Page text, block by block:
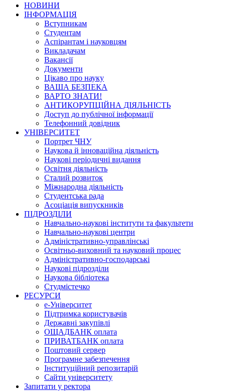
НОВИНИ
ІНФОРМАЦІЯ
Вступникам
Студентам
Аспірантам і науковцям
Викладачам
Вакансії
Документи
Цікаво про науку
ВАША БЕЗПЕКА
ВАРТО ЗНАТИ!
АНТИКОРУПЦІЙНА ДІЯЛЬНІСТЬ
Доступ до публічної інформації
Телефонний довідник
УНІВЕРСИТЕТ
Портрет ЧНУ
Наукова й інноваційна діяльність
Наукові періодичні видання
Освітня діяльність
Сталий розвиток
Міжнародна діяльність
Студентська рада
Асоціація випускників
ПІДРОЗДІЛИ
Навчально-наукові інститути та факультети
Навчально-наукові центри
Адміністративно-управлінські
Освітньо-виховний та науковий процес
Адміністративно-господарські
Наукові підрозділи
Наукова бібліотека
Студмістечко
РЕСУРСИ
е-Університет
Підтримка користувачів
Державні закупівлі
ОЩАДБАНК оплата
ПРИВАТБАНК оплата
Поштовий сервер
Програмне забезпечення
Інституційний репозитарій
Сайти університету
Запитати у ректора